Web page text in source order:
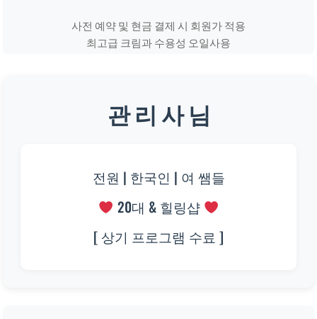
사전 예약 및 현금 결제 시 회원가 적용
최고급 크림과 수용성 오일사용
관 리 사 님
전원 | 한국인 | 여 쌤들
20대 & 힐링샵
[ 상기 프로그램 수료 ]